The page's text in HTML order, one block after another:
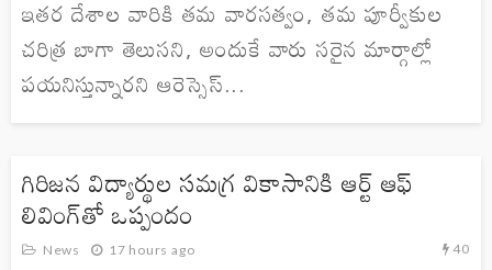
ఇతర దేశాల వారికి తమ వారసత్వం, తమ పూర్వీకుల
చరిత్ర బాగా తెలుసని, అందుకే వారు సరైన మార్గాల్లో
పయనిస్తున్నారని ఆరెస్సెస్...
గిరిజన విద్యార్థుల సమగ్ర వికాసానికి ఆర్ట్ ఆఫ్
లివింగ్‌తో ఒప్పందం
News 17 hours ago 40